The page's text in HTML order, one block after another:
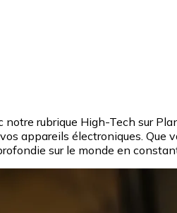
rubrique High-Tech sur
appareils électroniques.
sur le monde en